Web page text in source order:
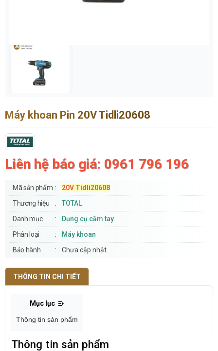
Máy khoan Pin 20V Tidli20608
Liên hệ báo giá: 0961 796 196
Mã sản phẩm
20V Tidli20608
Thương hiệu
TOTAL
Danh mục
Dụng cụ cầm tay
Phân loại
Máy khoan
Bảo hành
Chưa cập nhật...
THÔNG TIN CHI TIẾT
Mục lục
Thông tin sản phẩm
Thông tin sản phẩm